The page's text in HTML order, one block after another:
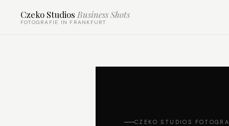
Czeko Studios Business Shots
FOTOGRAFIE IN FRANKFURT
CZEKO STUDIOS